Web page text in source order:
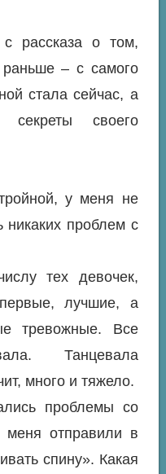
рассказа о том,
– с самого
стала сейчас, а
своего
у меня не
никаких проблем с
тех девочек,
лучшие, а
тревожные. Все
Танцевала
много и тяжело.
проблемы со
меня отправили в
спину». Какая